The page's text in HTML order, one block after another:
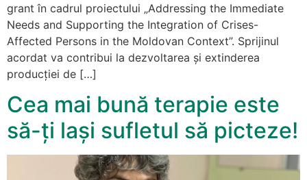
grant în cadrul proiectului „Addressing the Immediate
Needs and Supporting the Integration of Crises-
Affected Persons in the Moldovan Context”. Sprijinul
acordat va contribui la dezvoltarea și extinderea
producției de […]
Cea mai bună terapie este
să-ți lași sufletul să picteze!